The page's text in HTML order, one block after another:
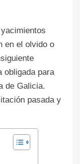
en el olvido o
obligada para
de Galicia.
pasada y